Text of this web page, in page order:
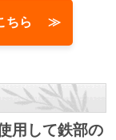
こちら ≫
用して鉄部の